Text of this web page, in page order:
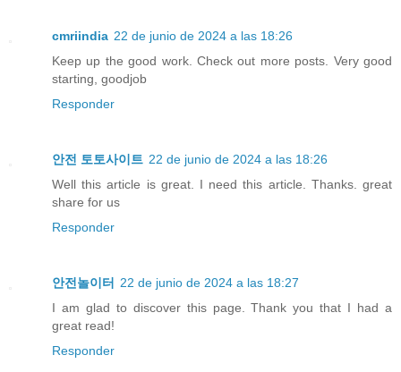
cmriindia 22 de junio de 2024 a las 18:26
Keep up the good work. Check out more posts. Very good
starting, goodjob
Responder
안전 토토사이트 22 de junio de 2024 a las 18:26
Well this article is great. I need this article. Thanks. great
share for us
Responder
안전놀이터
22 de junio de 2024 a las 18:27
I am glad to discover this page. Thank you that I had a
great read!
Responder